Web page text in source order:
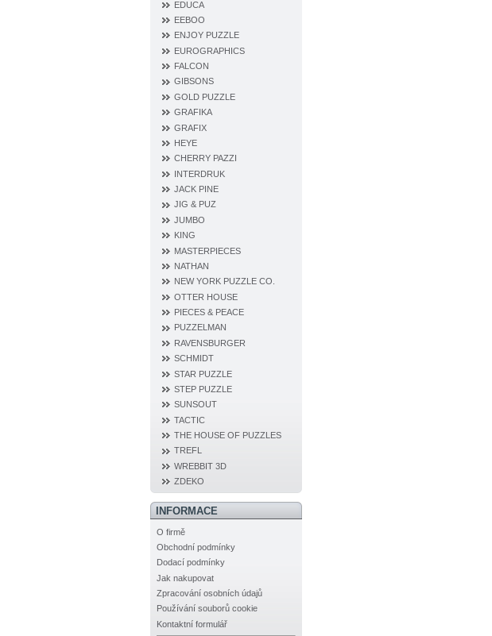
EDUCA
EEBOO
ENJOY PUZZLE
EUROGRAPHICS
FALCON
GIBSONS
GOLD PUZZLE
GRAFIKA
GRAFIX
HEYE
CHERRY PAZZI
INTERDRUK
JACK PINE
JIG & PUZ
JUMBO
KING
MASTERPIECES
NATHAN
NEW YORK PUZZLE CO.
OTTER HOUSE
PIECES & PEACE
PUZZELMAN
RAVENSBURGER
SCHMIDT
STAR PUZZLE
STEP PUZZLE
SUNSOUT
TACTIC
THE HOUSE OF PUZZLES
TREFL
WREBBIT 3D
ZDEKO
INFORMACE
O firmě
Obchodní podmínky
Dodací podmínky
Jak nakupovat
Zpracování osobních údajů
Používání souborů cookie
Kontaktní formulář